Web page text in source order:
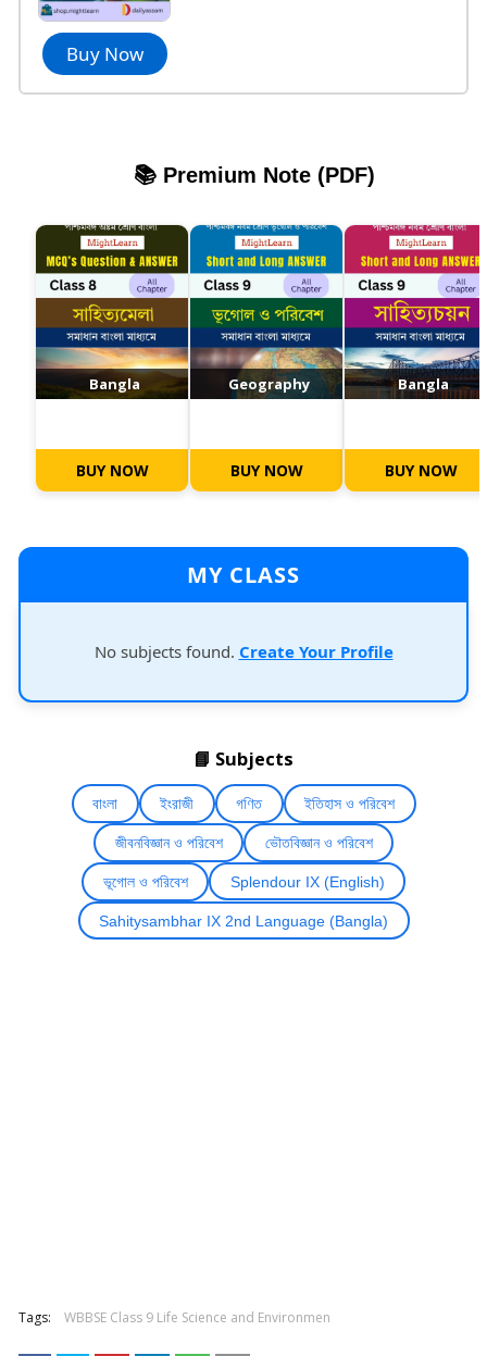
Buy Now
📚 Premium Note (PDF)
Bangla
BUY NOW
Geography
BUY NOW
Bangla
BUY NOW
MY CLASS
No subjects found. Create Your Profile
📘 Subjects
বাংলা ইংরাজী গণিত ইতিহাস ও পরিবেশ
জীবনবিজ্ঞান ও পরিবেশ ভৌতবিজ্ঞান ও পরিবেশ
ভূগোল ও পরিবেশ Splendour IX (English)
Sahitysambhar IX 2nd Language (Bangla)
Tags: WBBSE Class 9 Life Science and Environmen